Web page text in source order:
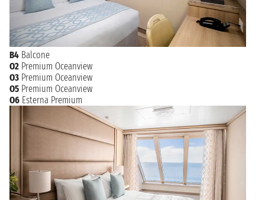
B4 Balcone
O2 Premium Oceanview
O3 Premium Oceanview
O5 Premium Oceanview
O6 Esterna Premium